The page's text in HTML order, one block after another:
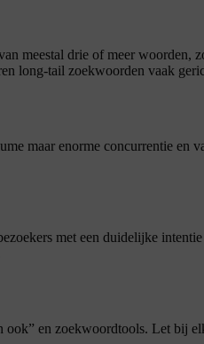
meestal drie of meer
long-tail zoekwoorden vaak
maar enorme concurrentie
met een duidelijke
ook” en zoekwoordtools. Let bij